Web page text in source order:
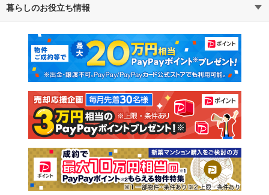
通勤・通学時間から探す
不動産・住宅
新築マンション 中古マンション
新築一戸建て 中古一戸建て
注文住宅 土地
売却査定
暮らしのお役立ち情報
マンションカタログ 教えて！住まいの先生